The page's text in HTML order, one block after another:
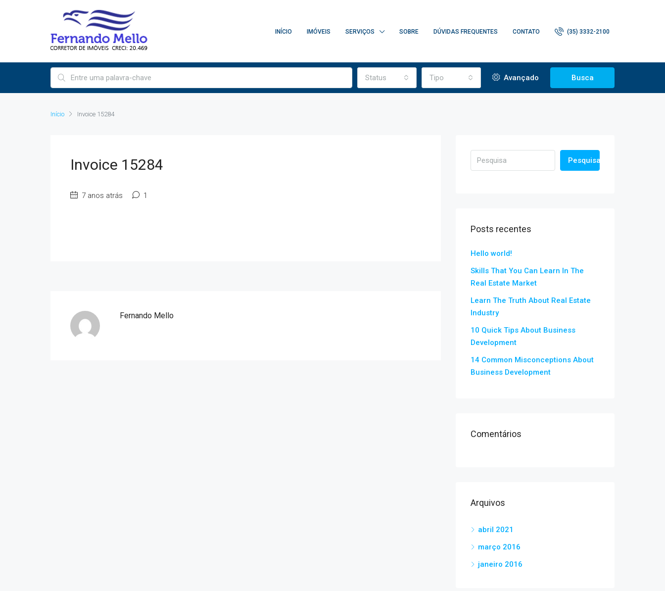
INÍCIO IMÓVEIS SERVIÇOS SOBRE DÚVIDAS FREQUENTES CONTATO (35) 3332-2100
Status Tipo Avançado Busca
Início Invoice 15284
Invoice 15284
7 anos atrás 1
Fernando Mello
Pesquisa
Posts recentes
Hello world!
Skills That You Can Learn In The
Real Estate Market
Learn The Truth About Real Estate
Industry
10 Quick Tips About Business
Development
14 Common Misconceptions About
Business Development
Comentários
Arquivos
abril 2021
março 2016
janeiro 2016